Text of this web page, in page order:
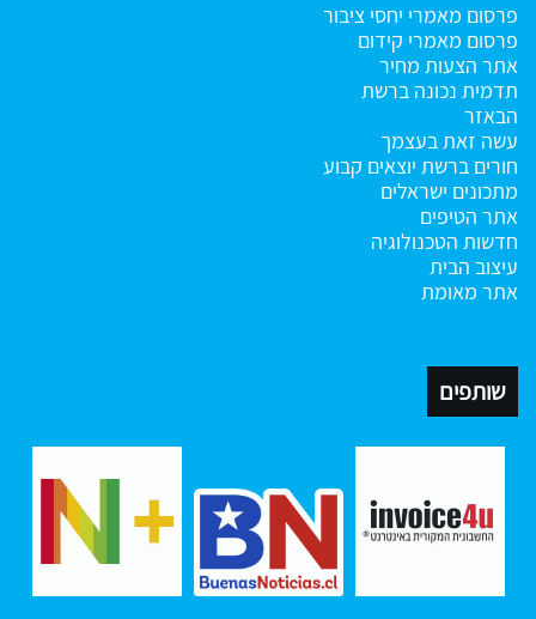
פרסום מאמרי יחסי ציבור
פרסום מאמרי קידום
אתר הצעות מחיר
תדמית נכונה ברשת
הבאזר
עשה זאת בעצמך
חורים ברשת יוצאים קבוע
מתכונים ישראלים
אתר הטיפים
חדשות הטכנולוגיה
עיצוב הבית
אתר מאומת
שותפים